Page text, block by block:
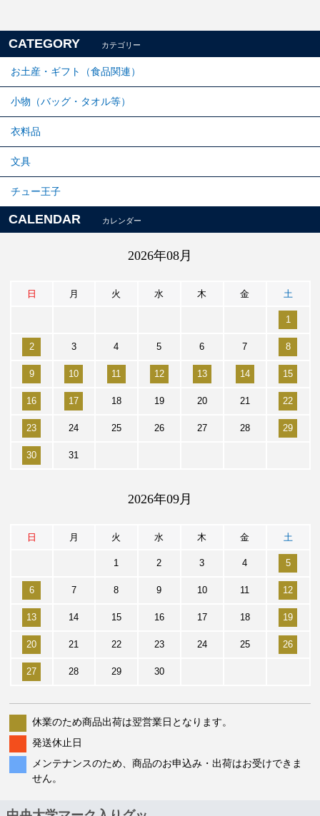
CATEGORY カテゴリー
お土産・ギフト（食品関連）
小物（バッグ・タオル等）
衣料品
文具
チュー王子
CALENDAR カレンダー
2026年08月
日 月 火 水 木 金 土
1
2 3 4 5 6 7 8
9 10 11 12 13 14 15
16 17 18 19 20 21 22
23 24 25 26 27 28 29
30 31
2026年09月
日 月 火 水 木 金 土
1 2 3 4 5
6 7 8 9 10 11 12
13 14 15 16 17 18 19
20 21 22 23 24 25 26
27 28 29 30
休業のため商品出荷は翌営業日となります。
発送休止日
メンテナンスのため、商品のお申込み・出荷はお受けできま
せん。